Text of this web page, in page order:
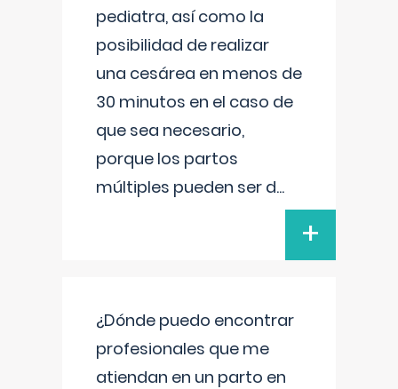
pediatra, así como la
posibilidad de realizar
una cesárea en menos de
30 minutos en el caso de
que sea necesario,
porque los partos
múltiples pueden ser d...
+
¿Dónde puedo encontrar
profesionales que me
atiendan en un parto en